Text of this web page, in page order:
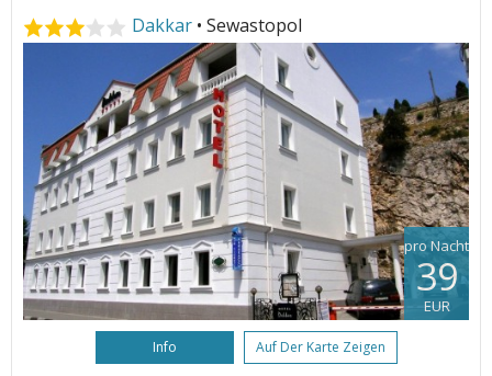
Dakkar • Sewastopol
pro Nacht
39
EUR
Info Auf Der Karte Zeigen